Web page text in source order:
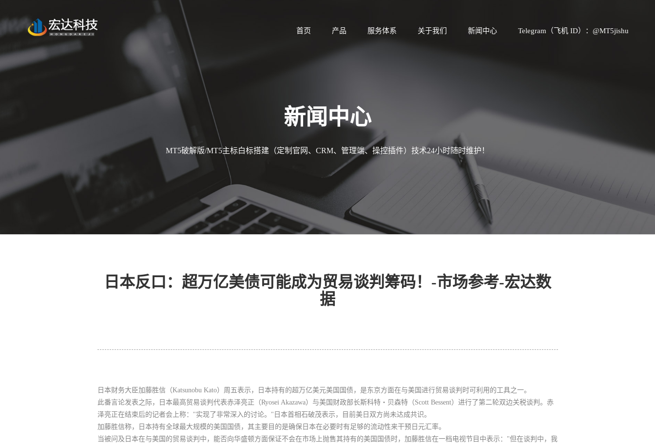
首页 产品 服务体系 关于我们 新闻中心 Telegram（飞机 ID）：@MT5jishu
新闻中心
MT5破解版/MT5主标白标搭建（定制官网、CRM、管理端、操控插件）技术24小时随时维护！
日本反口：超万亿美债可能成为贸易谈判筹码！-市场参考-宏达数
据
日本财务大臣加藤胜信（Katsunobu Kato）周五表示，日本持有的超万亿美元美国国债，是东京方面在与美国进行贸易谈判时可利用的工具之一。
此番言论发表之际，日本最高贸易谈判代表赤泽亮正（Ryosei Akazawa）与美国财政部长斯科特・贝森特（Scott Bessent）进行了第二轮双边关税谈判。赤
泽亮正在结束后的记者会上称："实现了非常深入的讨论。"日本首相石破茂表示，目前美日双方尚未达成共识。
加藤胜信称，日本持有全球最大规模的美国国债，其主要目的是确保日本在必要时有足够的流动性来干预日元汇率。
当被问及日本在与美国的贸易谈判中，能否向华盛顿方面保证不会在市场上抛售其持有的美国国债时，加藤胜信在一档电视节目中表示："但在谈判中，我